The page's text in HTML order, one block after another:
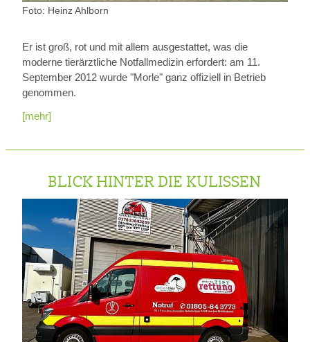
Foto: Heinz Ahlborn
Er ist groß, rot und mit allem ausgestattet, was die
moderne tierärztliche Notfallmedizin erfordert: am 11.
September 2012 wurde "Morle" ganz offiziell in Betrieb
genommen.
[mehr]
BLICK HINTER DIE KULISSEN